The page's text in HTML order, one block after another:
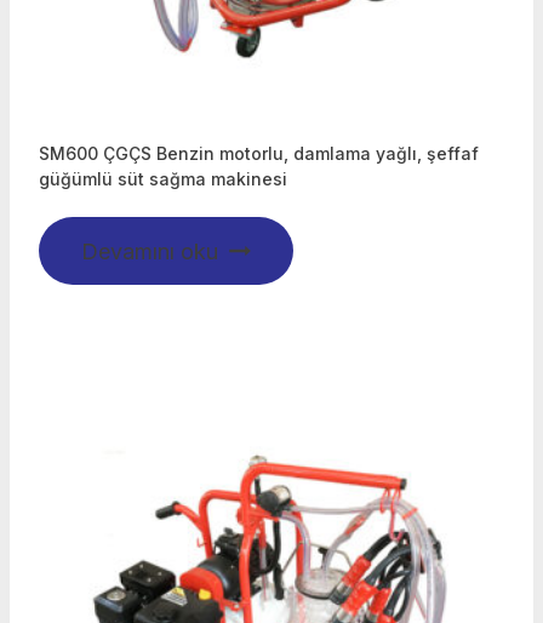
SM600 ÇGÇS Benzin motorlu, damlama yağlı, şeffaf
güğümlü süt sağma makinesi
Devamını oku